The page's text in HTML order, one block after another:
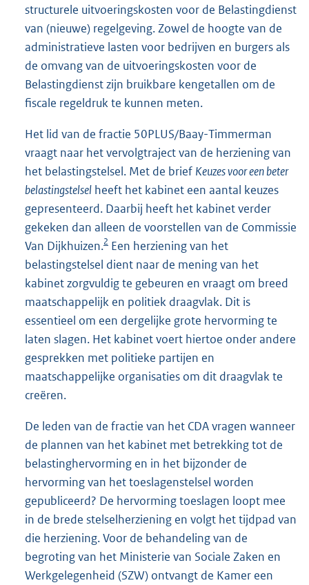
structurele uitvoeringskosten voor de Belastingdienst
van (nieuwe) regelgeving. Zowel de hoogte van de
administratieve lasten voor bedrijven en burgers als
de omvang van de uitvoeringskosten voor de
Belastingdienst zijn bruikbare kengetallen om de
fiscale regeldruk te kunnen meten.
Het lid van de fractie 50PLUS/Baay-Timmerman
vraagt naar het vervolgtraject van de herziening van
het belastingstelsel. Met de brief Keuzes voor een beter
belastingstelsel heeft het kabinet een aantal keuzes
gepresenteerd. Daarbij heeft het kabinet verder
gekeken dan alleen de voorstellen van de Commissie
Van Dijkhuizen.2 Een herziening van het
belastingstelsel dient naar de mening van het
kabinet zorgvuldig te gebeuren en vraagt om breed
maatschappelijk en politiek draagvlak. Dit is
essentieel om een dergelijke grote hervorming te
laten slagen. Het kabinet voert hiertoe onder andere
gesprekken met politieke partijen en
maatschappelijke organisaties om dit draagvlak te
creëren.
De leden van de fractie van het CDA vragen wanneer
de plannen van het kabinet met betrekking tot de
belastinghervorming en in het bijzonder de
hervorming van het toeslagenstelsel worden
gepubliceerd? De hervorming toeslagen loopt mee
in de brede stelselherziening en volgt het tijdpad van
die herziening. Voor de behandeling van de
begroting van het Ministerie van Sociale Zaken en
Werkgelegenheid (SZW) ontvangt de Kamer een